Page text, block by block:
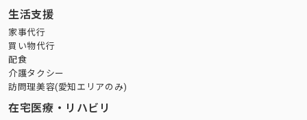
生活支援
家事代行
買い物代行
配食
介護タクシー
訪問理美容(愛知エリアのみ)
在宅医療・リハビリ